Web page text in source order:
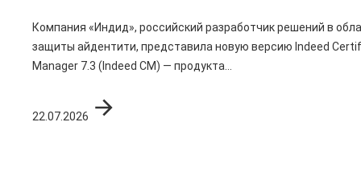
Компания «Индид», российский разработчик решений в
защиты айдентити, представила новую версию Indeed
Manager 7.3 (Indeed CM) — продукта...
22.07.2026